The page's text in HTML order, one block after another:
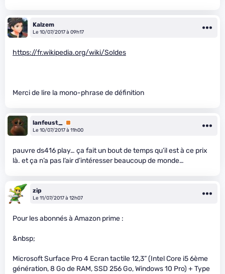
Kalzem
Le 10/07/2017 à 09h17
https://fr.wikipedia.org/wiki/Soldes
Merci de lire la mono-phrase de définition
lanfeust_
Premium
Le 10/07/2017 à 11h00
pauvre ds416 play… ça fait un bout de temps qu’il est à ce prix
là. et ça n’a pas l’air d’intéresser beaucoup de monde…
zip
Le 11/07/2017 à 12h07
Pour les abonnés à Amazon prime :
&nbsp;
Microsoft Surface Pro 4 Ecran tactile 12,3” (Intel Core i5 6ème
génération, 8 Go de RAM, SSD 256 Go, Windows 10 Pro) + Type